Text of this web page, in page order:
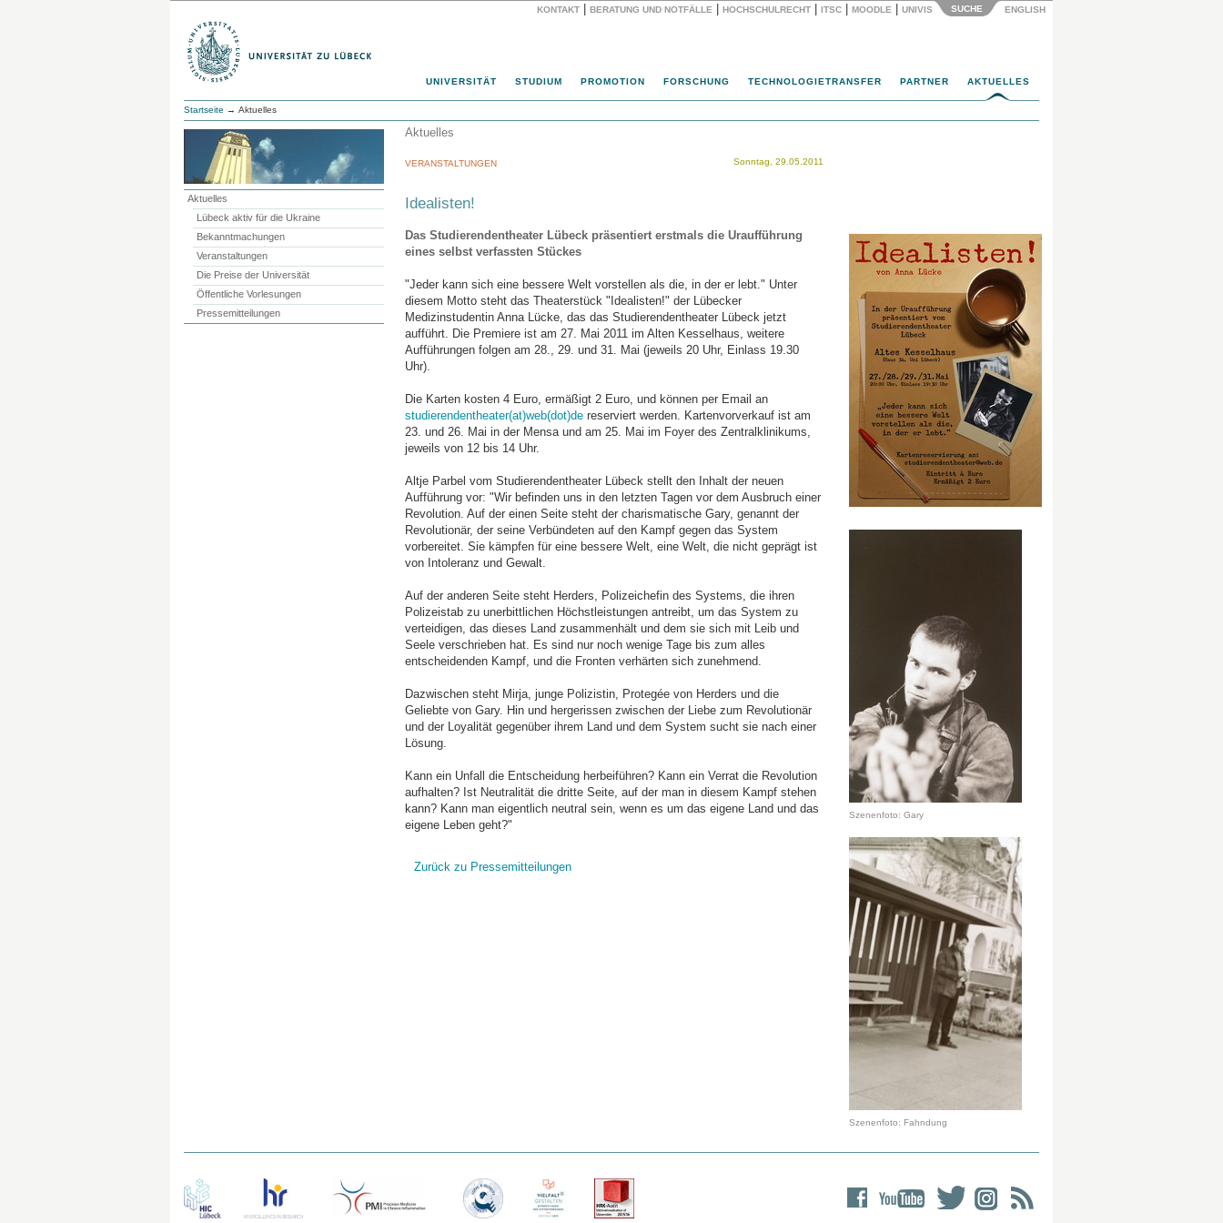
KONTAKT BERATUNG UND NOTFÄLLE HOCHSCHULRECHT ITSC MOODLE UNIVIS SUCHE ENGLISH
UNIVERSITÄT STUDIUM PROMOTION FORSCHUNG TECHNOLOGIETRANSFER PARTNER AKTUELLES
Startseite → Aktuelles
Aktuelles
Lübeck aktiv für die Ukraine
Bekanntmachungen
Veranstaltungen
Die Preise der Universität
Öffentliche Vorlesungen
Pressemitteilungen
Aktuelles
Sonntag, 29.05.2011
VERANSTALTUNGEN
Idealisten!
Das Studierendentheater Lübeck präsentiert erstmals die Uraufführung
eines selbst verfassten Stückes
"Jeder kann sich eine bessere Welt vorstellen als die, in der er lebt." Unter
diesem Motto steht das Theaterstück "Idealisten!" der Lübecker
Medizinstudentin Anna Lücke, das das Studierendentheater Lübeck jetzt
aufführt. Die Premiere ist am 27. Mai 2011 im Alten Kesselhaus, weitere
Aufführungen folgen am 28., 29. und 31. Mai (jeweils 20 Uhr, Einlass 19.30
Uhr).
Die Karten kosten 4 Euro, ermäßigt 2 Euro, und können per Email an
studierendentheater(at)web(dot)dereserviert werden. Kartenvorverkauf ist am
23. und 26. Mai in der Mensa und am 25. Mai im Foyer des Zentralklinikums,
jeweils von 12 bis 14 Uhr.
Altje Parbel vom Studierendentheater Lübeck stellt den Inhalt der neuen
Aufführung vor: "Wir befinden uns in den letzten Tagen vor dem Ausbruch einer
Revolution. Auf der einen Seite steht der charismatische Gary, genannt der
Revolutionär, der seine Verbündeten auf den Kampf gegen das System
vorbereitet. Sie kämpfen für eine bessere Welt, eine Welt, die nicht geprägt ist
von Intoleranz und Gewalt.
Auf der anderen Seite steht Herders, Polizeichefin des Systems, die ihren
Polizeistab zu unerbittlichen Höchstleistungen antreibt, um das System zu
verteidigen, das dieses Land zusammenhält und dem sie sich mit Leib und
Seele verschrieben hat. Es sind nur noch wenige Tage bis zum alles
entscheidenden Kampf, und die Fronten verhärten sich zunehmend.
Dazwischen steht Mirja, junge Polizistin, Protegée von Herders und die
Geliebte von Gary. Hin und hergerissen zwischen der Liebe zum Revolutionär
und der Loyalität gegenüber ihrem Land und dem System sucht sie nach einer
Lösung.
Kann ein Unfall die Entscheidung herbeiführen? Kann ein Verrat die Revolution
aufhalten? Ist Neutralität die dritte Seite, auf der man in diesem Kampf stehen
kann? Kann man eigentlich neutral sein, wenn es um das eigene Land und das
eigene Leben geht?"
Zurück zu Pressemitteilungen
Szenenfoto: Gary
Szenenfoto: Fahndung